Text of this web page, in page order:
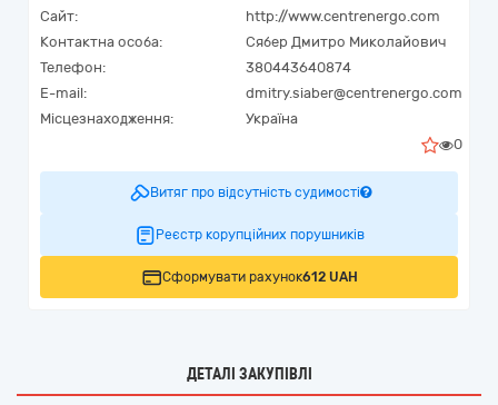
Сайт:
http://www.centrenergo.com
Контактна особа:
Сябер Дмитро Миколайович
Телефон:
380443640874
E-mail:
dmitry.siaber@centrenergo.com
Місцезнаходження:
Україна
0
Витяг про відсутність судимості
Реєстр корупційних порушників
Сформувати рахунок612 UAH
ДЕТАЛІ ЗАКУПІВЛІ